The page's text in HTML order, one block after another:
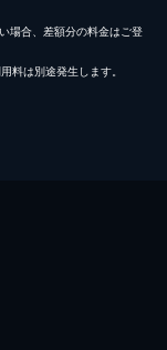
場合、差額分の料金はご登
料は別途発生します。